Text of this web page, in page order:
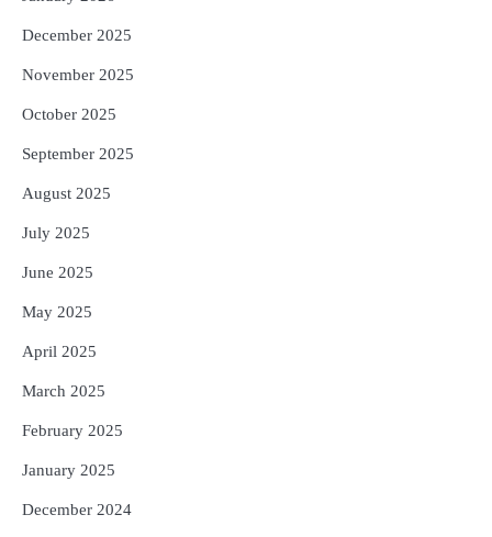
December 2025
November 2025
October 2025
September 2025
August 2025
July 2025
June 2025
May 2025
April 2025
March 2025
February 2025
January 2025
December 2024